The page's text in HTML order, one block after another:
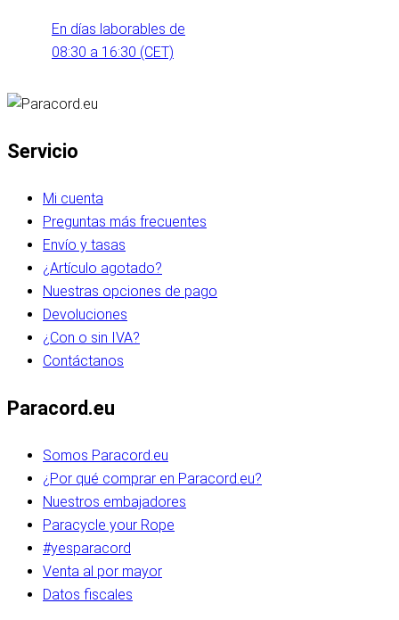
En días laborables de
08:30 a 16:30 (CET)
Servicio
Mi cuenta
Preguntas más frecuentes
Envío y tasas
¿Artículo agotado?
Nuestras opciones de pago
Devoluciones
¿Con o sin IVA?
Contáctanos
Paracord.eu
Somos Paracord.eu
¿Por qué comprar en Paracord.eu?
Nuestros embajadores
Paracycle your Rope
#yesparacord
Venta al por mayor
Datos fiscales